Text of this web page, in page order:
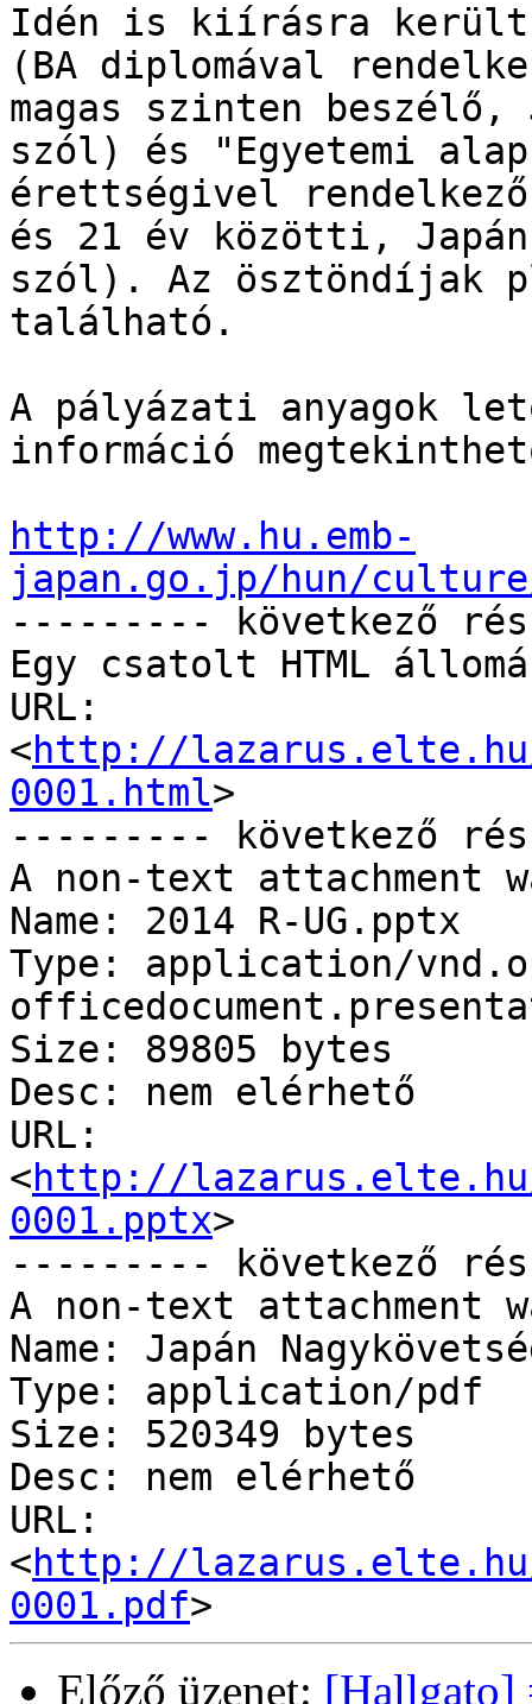
Idén is kiírásra került
(BA diplomával
magas szinten
szól) és "Egyetemi
érettségivel
és 21 év közötti,
szól). Az ösztöndíjak
található.
A pályázati anyagok
információ
http://www.hu.emb-
japan.go.jp/hun/
--------- következő
Egy csatolt HTML
URL:
<http://lazarus.elte.hu/
0001.html>
--------- következő
A non-text attachment
Name: 2014 R-UG.pptx
Type: application/
Size: 89805 bytes
Desc: nem elérhető
URL:
<http://lazarus.elte.hu/
0001.pptx>
--------- következő
A non-text attachment
Name: Japán
Type: application/pdf
Size: 520349 bytes
Desc: nem elérhető
URL:
<http://lazarus.elte.hu/
0001.pdf
Előző üzenet: [Hallgato]